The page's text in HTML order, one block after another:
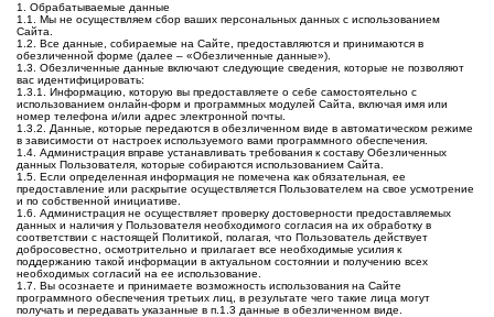
1. Обрабатываемые данные
1.1. Мы не осуществляем сбор ваших персональных данных с использованием
Сайта.
1.2. Все данные, собираемые на Сайте, предоставляются и принимаются в
обезличенной форме (далее – «Обезличенные данные»).
1.3. Обезличенные данные включают следующие сведения, которые не позволяют
вас идентифицировать:
1.3.1. Информацию, которую вы предоставляете о себе самостоятельно с
использованием онлайн-форм и программных модулей Сайта, включая имя или
номер телефона и/или адрес электронной почты.
1.3.2. Данные, которые передаются в обезличенном виде в автоматическом режиме
в зависимости от настроек используемого вами программного обеспечения.
1.4. Администрация вправе устанавливать требования к составу Обезличенных
данных Пользователя, которые собираются использованием Сайта.
1.5. Если определенная информация не помечена как обязательная, ее
предоставление или раскрытие осуществляется Пользователем на свое усмотрение
и по собственной инициативе.
1.6. Администрация не осуществляет проверку достоверности предоставляемых
данных и наличия у Пользователя необходимого согласия на их обработку в
соответствии с настоящей Политикой, полагая, что Пользователь действует
добросовестно, осмотрительно и прилагает все необходимые усилия к
поддержанию такой информации в актуальном состоянии и получению всех
необходимых согласий на ее использование.
1.7. Вы осознаете и принимаете возможность использования на Сайте
программного обеспечения третьих лиц, в результате чего такие лица могут
получать и передавать указанные в п.1.3 данные в обезличенном виде.